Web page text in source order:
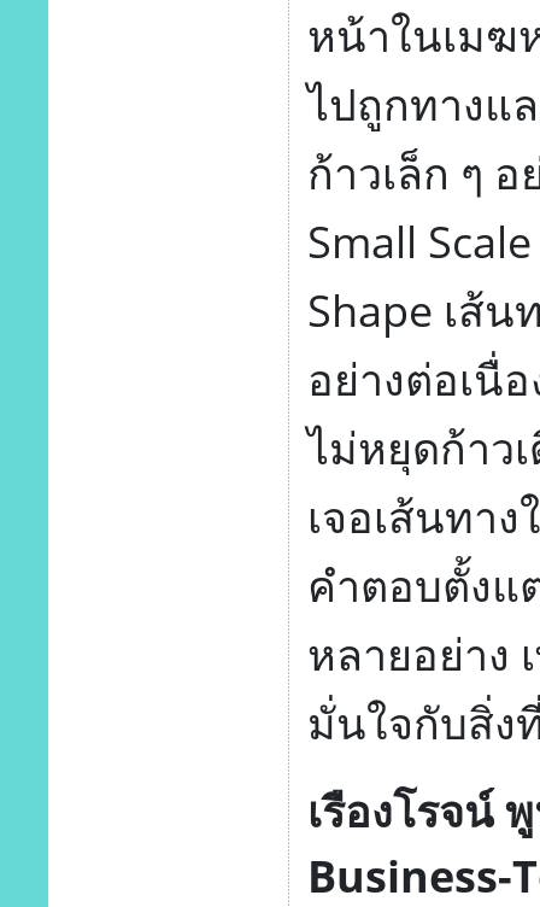
หน้าในเมฆ
ไปถูกทางแ
ก้าวเล็ก ๆ
Small
Shape เส้น
อย่างต่อเนื่
ไม่หยุดก้าว
เจอเส้นทา
คำตอบตั้งแ
หลายอย่าง
มั่นใจกับสิ่ง
เรืองโรจน์
Business-